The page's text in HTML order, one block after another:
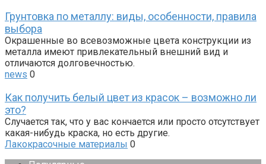
Грунтовка по металлу: виды, особенности, правила
выбора
Окрашенные во всевозможные цвета конструкции из
металла имеют привлекательный внешний вид и
отличаются долговечностью.
news 0
Как получить белый цвет из красок – возможно ли
это?
Случается так, что у вас кончается или просто отсутствует
какая-нибудь краска, но есть другие.
Лакокрасочные материалы 0